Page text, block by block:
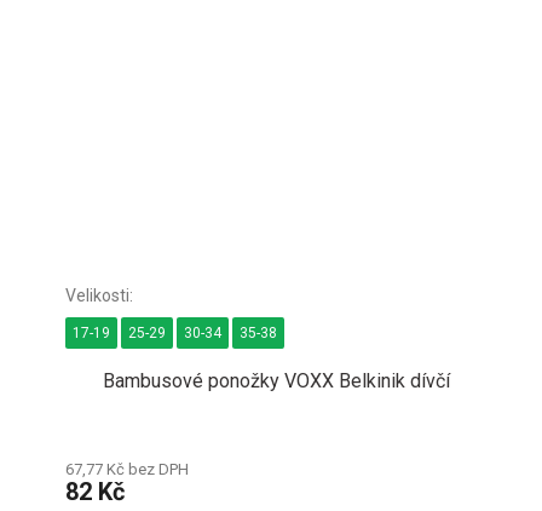
Bambusové ponožky VOXX Belkinik dívčí
67,77 Kč bez DPH
82 Kč
17-19 25-29 30-34 35-38